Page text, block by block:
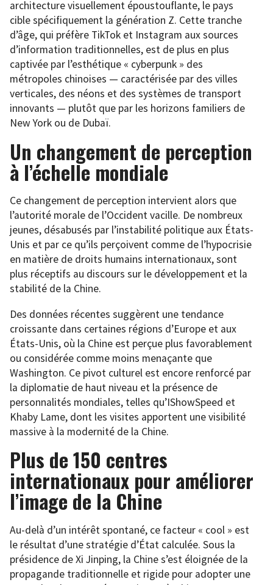
architecture visuellement époustouflante, le pays
cible spécifiquement la génération Z. Cette tranche
d’âge, qui préfère TikTok et Instagram aux sources
d’information traditionnelles, est de plus en plus
captivée par l’esthétique « cyberpunk » des
métropoles chinoises — caractérisée par des villes
verticales, des néons et des systèmes de transport
innovants — plutôt que par les horizons familiers de
New York ou de Dubaï.
Un changement de perception
à l’échelle mondiale
Ce changement de perception intervient alors que
l’autorité morale de l’Occident vacille. De nombreux
jeunes, désabusés par l’instabilité politique aux États-
Unis et par ce qu’ils perçoivent comme de l’hypocrisie
en matière de droits humains internationaux, sont
plus réceptifs au discours sur le développement et la
stabilité de la Chine.
Des données récentes suggèrent une tendance
croissante dans certaines régions d’Europe et aux
États-Unis, où la Chine est perçue plus favorablement
ou considérée comme moins menaçante que
Washington. Ce pivot culturel est encore renforcé par
la diplomatie de haut niveau et la présence de
personnalités mondiales, telles qu’IShowSpeed et
Khaby Lame, dont les visites apportent une visibilité
massive à la modernité de la Chine.
Plus de 150 centres
internationaux pour améliorer
l’image de la Chine
Au-delà d’un intérêt spontané, ce facteur « cool » est
le résultat d’une stratégie d’État calculée. Sous la
présidence de Xi Jinping, la Chine s’est éloignée de la
propagande traditionnelle et rigide pour adopter une